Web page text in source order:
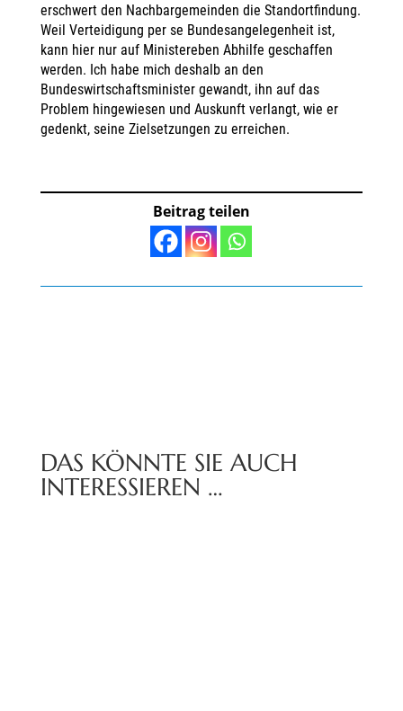
erschwert den Nachbargemeinden die Standortfindung.
Weil Verteidigung per se Bundesangelegenheit ist,
kann hier nur auf Ministereben Abhilfe geschaffen
werden. Ich habe mich deshalb an den
Bundeswirtschaftsminister gewandt, ihn auf das
Problem hingewiesen und Auskunft verlangt, wie er
gedenkt, seine Zielsetzungen zu erreichen.
Beitrag teilen
DAS KÖNNTE SIE AUCH
INTERESSIEREN …